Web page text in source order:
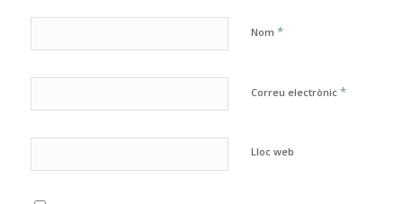
Nom *
Correu electrònic *
Lloc web